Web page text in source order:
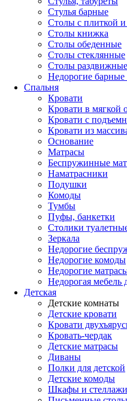
Стулья барные
Столы с плиткой
Столы книжка
Столы обеденные
Столы стеклянные
Столы раздвижные
Недорогие барные
Спальня
Кровати
Кровати в мягкой
Кровати с
Кровати из
Основание
Матрасы
Беспружинные
Наматрасники
Подушки
Комоды
Тумбы
Пуфы, банкетки
Столики
Зеркала
Недорогие
Недорогие комоды
Недорогие
Недорогая мебель
Детская
Детские комнаты
Детские кровати
Кровати
Кровать-чердак
Детские матрасы
Диваны
Полки для детской
Детские комоды
Шкафы и стеллажи